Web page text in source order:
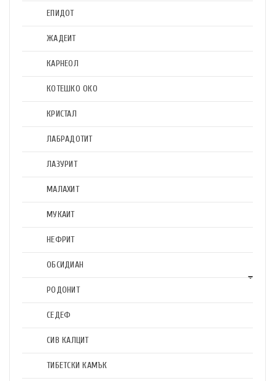
ЕПИДОТ
ЖАДЕИТ
КАРНЕОЛ
КОТЕШКО ОКО
КРИСТАЛ
ЛАБРАДОТИТ
ЛАЗУРИТ
МАЛАХИТ
МУКАИТ
НЕФРИТ
ОБСИДИАН
РОДОНИТ
СЕДЕФ
СИВ КАЛЦИТ
ТИБЕТСКИ КАМЪК